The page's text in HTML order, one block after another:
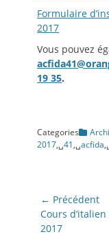
Formulaire
2017
Vous pouvez
19 35.
Categories
2017,␣41,␣acfida
Navigation
de
l’article
← Précédent
Article
précédent:
Cours d’italien
2017